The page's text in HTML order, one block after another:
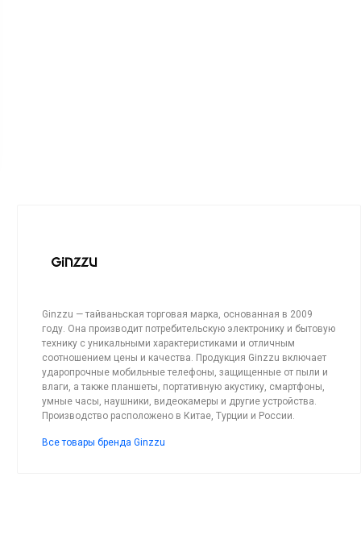
Ginzzu — тайваньская торговая марка, основанная в 2009
году. Она производит потребительскую электронику и бытовую
технику с уникальными характеристиками и отличным
соотношением цены и качества. Продукция Ginzzu включает
ударопрочные мобильные телефоны, защищенные от пыли и
влаги, а также планшеты, портативную акустику, смартфоны,
умные часы, наушники, видеокамеры и другие устройства.
Производство расположено в Китае, Турции и России.
Все товары бренда Ginzzu